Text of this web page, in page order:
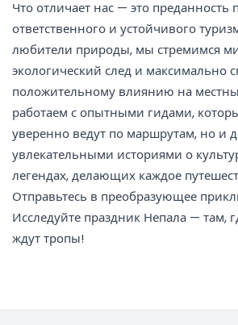
Что отличает нас — это преданность
ответственного и устойчивого
любители природы, мы стремимся
экологический след и максимально
положительному влиянию на
работаем с опытными гидами,
уверенно ведут по маршрутам, но и
увлекательными историями о
легендах, делающих каждое
Отправьтесь в преобразующее
Исследуйте праздник Непала — там,
ждут тропы!